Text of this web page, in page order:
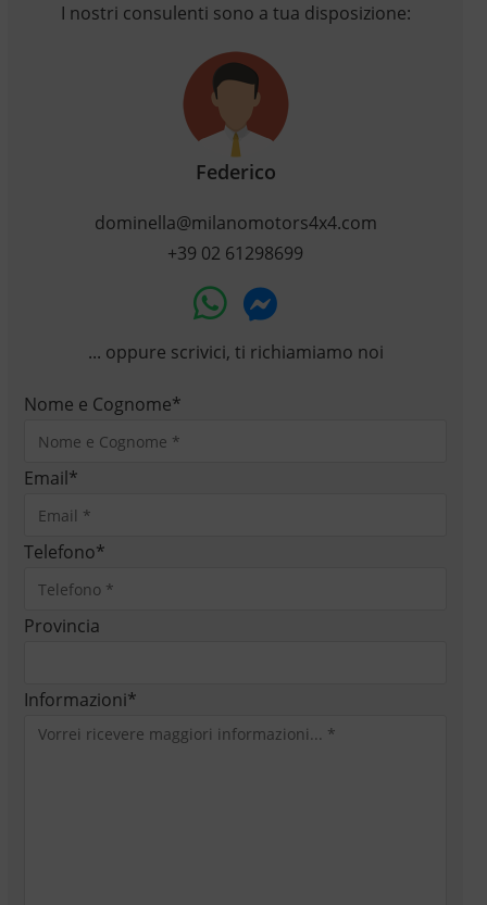
I nostri consulenti sono a tua disposizione:
Federico
dominella@milanomotors4x4.com
+39 02 61298699
... oppure scrivici, ti richiamiamo noi
Nome e Cognome*
Email*
Telefono*
Provincia
Informazioni*